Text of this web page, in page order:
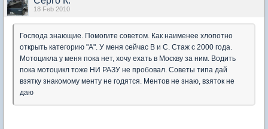
18 Feb 2010
Господа знающие. Помогите советом. Как наименее хлопотно
открыть категорию "А". У меня сейчас В и С. Стаж с 2000 года.
Мотоцикла у меня пока нет, хочу ехать в Москву за ним. Водить
пока мотоцикл тоже НИ РАЗУ не пробовал. Советы типа дай
взятку знакомому менту не годятся. Ментов не знаю, взяток не
даю